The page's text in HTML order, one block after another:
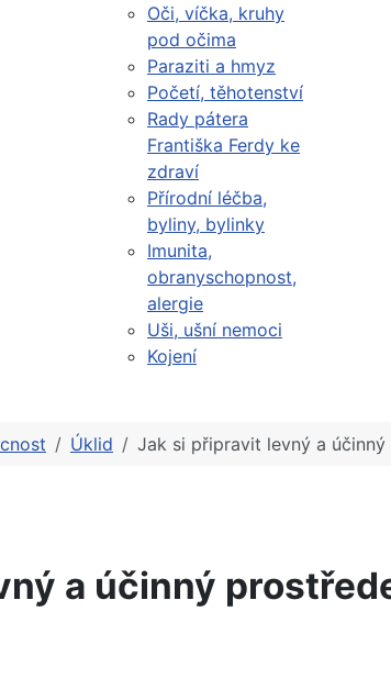
Oči, víčka, kruhy
pod očima
Paraziti a hmyz
Početí, těhotenství
Rady pátera
Františka Ferdy ke
zdraví
Přírodní léčba,
byliny, bylinky
Imunita,
obranyschopnost,
alergie
Uši, ušní nemoci
Kojení
Úklid Jak si připravit levný a
a účinný